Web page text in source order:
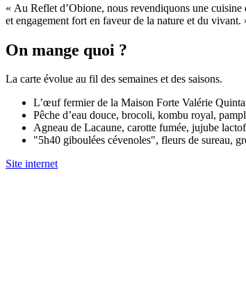
« Au Reflet d’Obione, nous revendiquons une
et engagement fort en faveur de la nature et du vivant.
On mange quoi ?
La carte évolue au fil des semaines et des saisons.
L’œuf fermier de la Maison Forte Valérie
Pêche d’eau douce, brocoli, kombu royal,
Agneau de Lacaune, carotte fumée, jujube
"5h40 giboulées cévenoles", fleurs de sureau,
Site internet